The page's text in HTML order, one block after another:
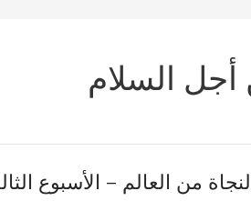
أجل السلام
2023 – النجاة من العالم –